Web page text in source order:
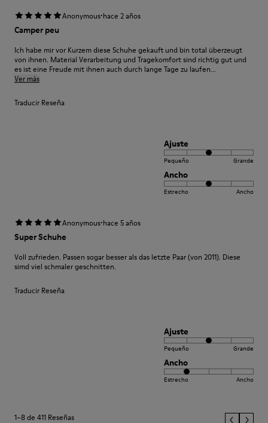
Anonymous·hace 2 años
Camper peu
Ich habe mir vor Kurzem diese Schuhe gekauft und bin total überzeugt
von ihnen. Material Verarbeitung und Tragekomfort sind richtig gut und
es ist eine Freude mit ihnen auch durch lange Tage zu laufen...
Ver más
Traducir Reseña
Ajuste
Pequeño Grande
Ancho
Estrecho Ancho
Anonymous·hace 5 años
Super Schuhe
Voll zufrieden. Passen sogar besser als das letzte Paar (von 2011). Diese
simd viel schmaler geschnitten.
Traducir Reseña
Ajuste
Pequeño Grande
Ancho
Estrecho Ancho
1–8 de 411 Reseñas